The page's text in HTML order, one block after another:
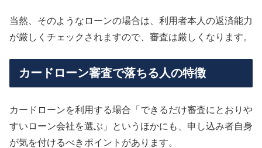
当然、そのようなローンの場合は、利用者本人の返済能力
が厳しくチェックされますので、審査は厳しくなります。
カードローン審査で落ちる人の特徴
カードローンを利用する場合「できるだけ審査にとおりや
すいローン会社を選ぶ」というほかにも、申し込み者自身
が気を付けるべきポイントがあります。